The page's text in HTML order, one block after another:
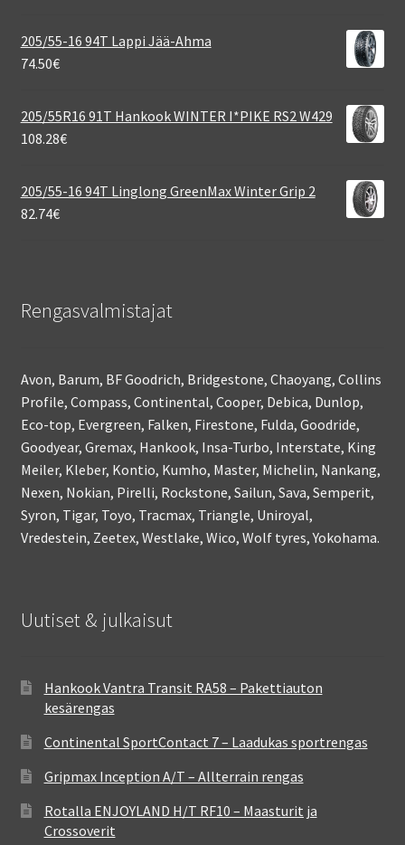
205/55-16 94T Lappi Jää-Ahma
74.50€
205/55R16 91T Hankook WINTER I*PIKE RS2 W429
108.28€
205/55-16 94T Linglong GreenMax Winter Grip 2
82.74€
Rengasvalmistajat
Avon, Barum, BF Goodrich, Bridgestone, Chaoyang, Collins
Profile, Compass, Continental, Cooper, Debica, Dunlop,
Eco-top, Evergreen, Falken, Firestone, Fulda, Goodride,
Goodyear, Gremax, Hankook, Insa-Turbo, Interstate, King
Meiler, Kleber, Kontio, Kumho, Master, Michelin, Nankang,
Nexen, Nokian, Pirelli, Rockstone, Sailun, Sava, Semperit,
Syron, Tigar, Toyo, Tracmax, Triangle, Uniroyal,
Vredestein, Zeetex, Westlake, Wico, Wolf tyres, Yokohama.
Uutiset & julkaisut
Hankook Vantra Transit RA58 – Pakettiauton
kesärengas
Continental SportContact 7 – Laadukas sportrengas
Gripmax Inception A/T – Allterrain rengas
Rotalla ENJOYLAND H/T RF10 – Maasturit ja
Crossoverit